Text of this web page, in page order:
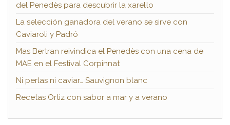
del Penedès para descubrir la xarel·lo
La selección ganadora del verano se sirve con
Caviaroli y Padró
Mas Bertran reivindica el Penedès con una cena de
MAE en el Festival Corpinnat
Ni perlas ni caviar… Sauvignon blanc
Recetas Ortiz con sabor a mar y a verano